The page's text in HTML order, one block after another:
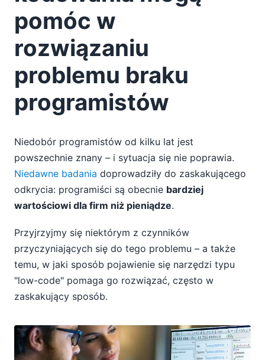
pomóc w
rozwiązaniu
problemu braku
programistów
Niedobór programistów od kilku lat jest
powszechnie znany – i sytuacja się nie poprawia.
Niedawne badania doprowadziły do zaskakującego
odkrycia: programiści są obecnie bardziej
wartościowi dla firm niż pieniądze.
Przyjrzyjmy się niektórym z czynników
przyczyniających się do tego problemu – a także
temu, w jaki sposób pojawienie się narzędzi typu
"low-code" pomaga go rozwiązać, często w
zaskakujący sposób.